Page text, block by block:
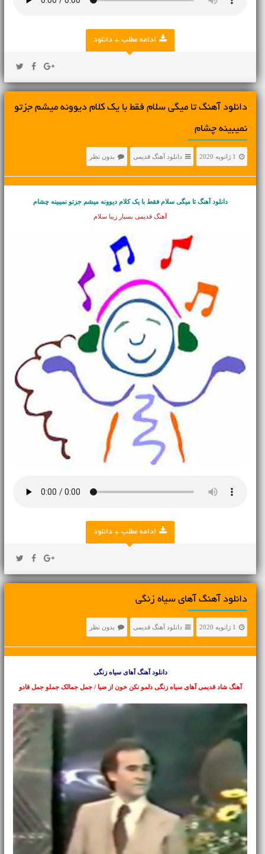
ادامه مطلب + دانلود
دانلود آهنگ تا میگی سلام فقط با یک کلام دیوونه میشم جزتو
نمیبینه چشام
1 ژانویه 2020 دانلود آهنگ قدیمی بدون نظر
دانلود آهنگ تا میگی سلام فقط با یک کلام دیوونه میشم جزتو نمیبینه چشام
آهنگ قدیمی بسیار زیبا سلام
ادامه مطلب + دانلود
دانلود آهنگ آهای سیاه زنگی
1 ژانویه 2020 دانلود آهنگ قدیمی بدون نظر
دانلود آهنگ آهای سیاه زنگی
آهنگ شاد قدیمی آهای سیاه زنگی دلمو نکن خون از ضیا / جمل جمالک جملو جمل قادو